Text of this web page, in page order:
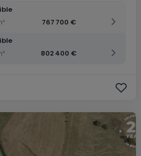
767 700 €
802 400 €